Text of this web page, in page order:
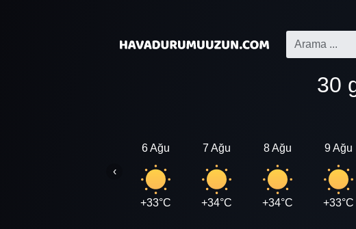
6 Ağu
+33°C
7 Ağu
+34°C
8 Ağu
+34°C
9 Ağu
+33°C
‹